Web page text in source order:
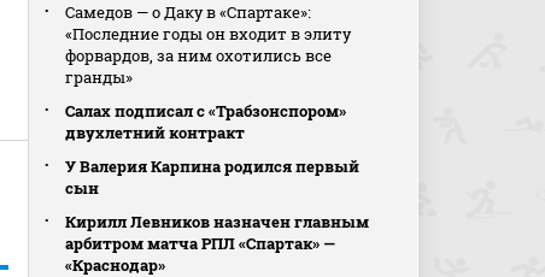
Самедов — о Даку в «Спартаке»:
«Последние годы он входит в элиту
форвардов, за ним охотились все
гранды»
Салах подписал с «Трабзонспором»
двухлетний контракт
У Валерия Карпина родился первый
сын
Кирилл Левников назначен главным
арбитром матча РПЛ «Спартак» —
«Краснодар»